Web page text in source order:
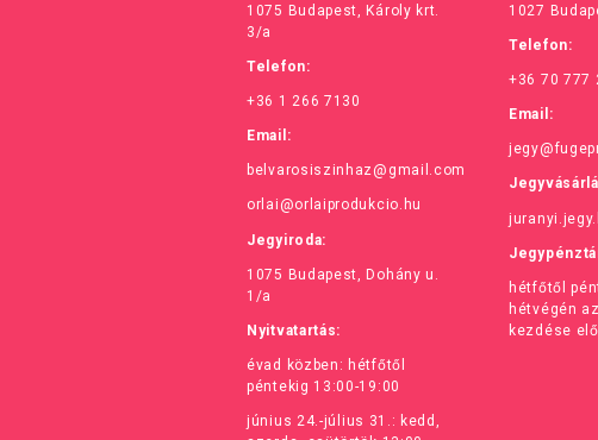
1075 Budapest, Károly krt.
3/a
Telefon:
+36 1 266 7130
Email:
belvarosiszinhaz@gmail.com
orlai@orlaiprodukcio.hu
Jegyiroda:
1075 Budapest, Dohány u.
1/a
Nyitvatartás:
évad közben: hétfőtől
péntekig 13:00-19:00
június 24.-július 31.: kedd,
1027
Telefon:
+36 70 777
Email:
hétfőtől
hétvégén
kezdése